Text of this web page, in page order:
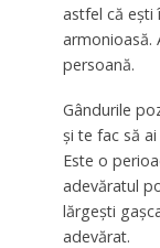
astfel că
armonioasă.
persoană.
Gândurile
și te fac să
Este o
adevăratul
lărgești
adevărat.